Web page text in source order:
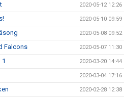
2020-05-12 12:26
2020-05-10 09:59
2020-05-08 09:52
Falcons 2020-05-07 11:30
1 2020-03-20 14:44
2020-03-04 17:16
2020-02-28 12:38